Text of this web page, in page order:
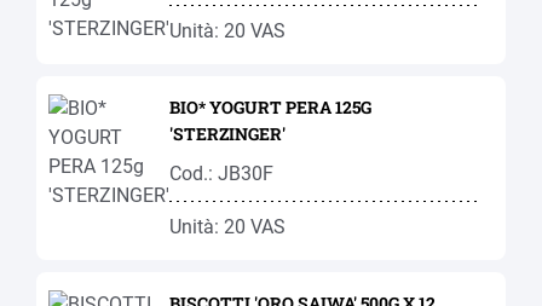
Unità: 20 VAS
BIO* YOGURT PERA 125G
'STERZINGER'
Cod.: JB30F
Unità: 20 VAS